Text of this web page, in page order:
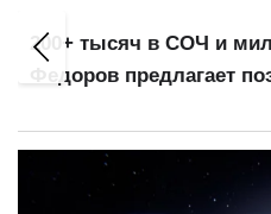
200+ тысяч в СОЧ и
Федоров предлагает